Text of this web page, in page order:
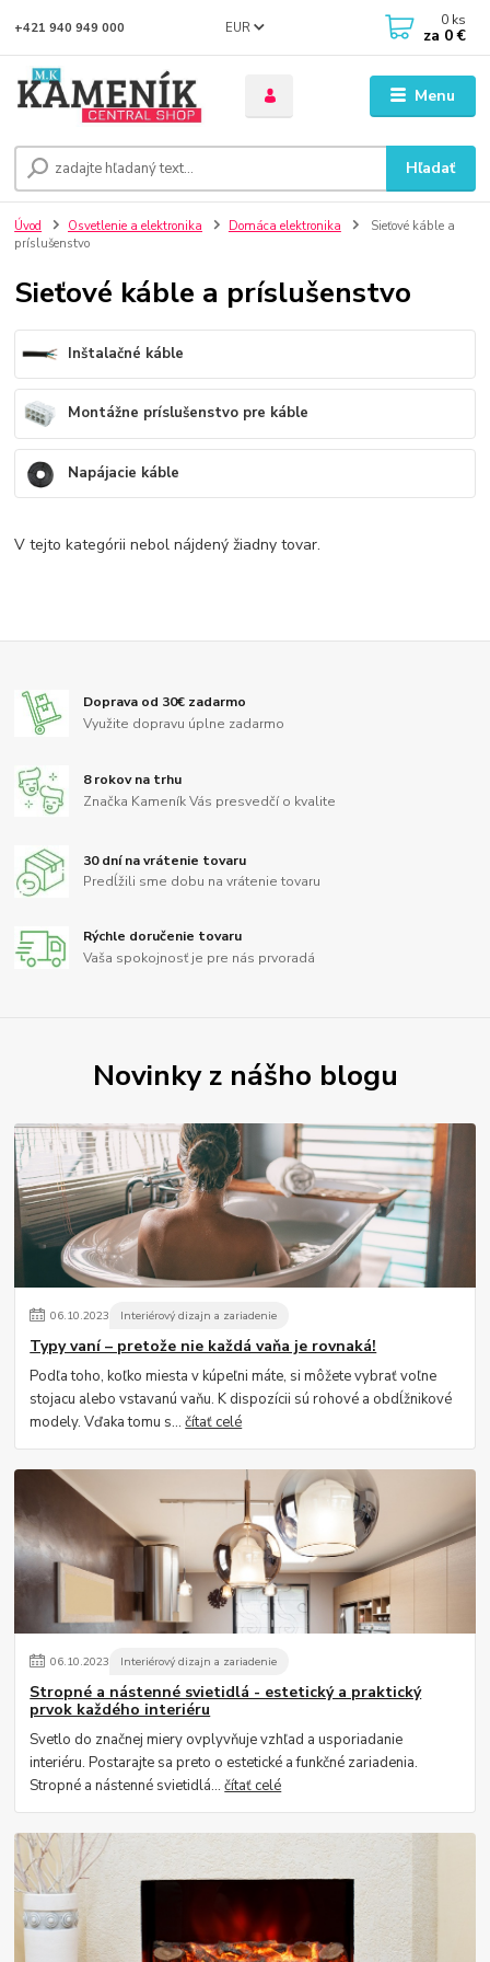
Menu
EUR
Hľadať
+421 940 949 000 0 ks
za 0 €
Úvod Osvetlenie a elektronika Domáca elektronika
Sieťové káble a
príslušenstvo
Sieťové káble a príslušenstvo
Inštalačné káble
Montážne príslušenstvo pre káble
Napájacie káble
V tejto kategórii nebol nájdený žiadny tovar.
Doprava od 30€ zadarmo
Využite dopravu úplne zadarmo
8 rokov na trhu
Značka Kameník Vás presvedčí o kvalite
30 dní na vrátenie tovaru
Predĺžili sme dobu na vrátenie tovaru
Rýchle doručenie tovaru
Vaša spokojnosť je pre nás prvoradá
Novinky z nášho blogu
06.10.2023 Interiérový dizajn a zariadenie
Typy vaní – pretože nie každá vaňa je rovnaká!
Podľa toho, koľko miesta v kúpeľni máte, si môžete vybrať voľne
stojacu alebo vstavanú vaňu. K dispozícii sú rohové a obdĺžnikové
modely. Vďaka tomu s...čítať celé
06.10.2023 Interiérový dizajn a zariadenie
Stropné a nástenné svietidlá - estetický a praktický
prvok každého interiéru
Svetlo do značnej miery ovplyvňuje vzhľad a usporiadanie
interiéru. Postarajte sa preto o estetické a funkčné zariadenia.
Stropné a nástenné svietidlá...čítať celé